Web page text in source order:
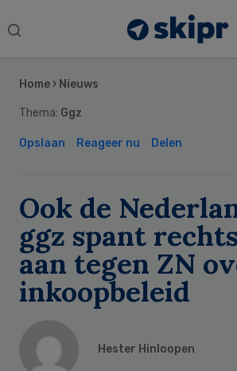
Search
Home › Nieuws
Thema: Ggz
Opslaan Reageer nu Delen
Ook de
ggz spant
aan tegen ZN
inkoopbeleid
Hester Hinloopen
Sidebar